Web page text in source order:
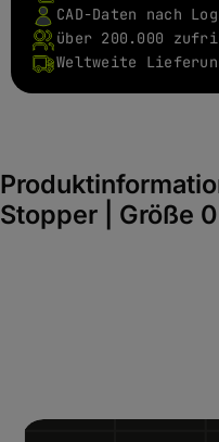
CAD-Daten nach
über 200.000
Weltweite
Stopper | Größe